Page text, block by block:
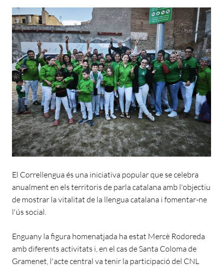
El Correllengua és una iniciativa popular que se celebra
anualment en els territoris de parla catalana amb l'objectiu
de mostrar la vitalitat de la llengua catalana i fomentar-ne
l'ús social.
Enguany la figura homenatjada ha estat Mercè Rodoreda
amb diferents activitats i, en el cas de Santa Coloma de
Gramenet, l'acte central va tenir la participació del CNL